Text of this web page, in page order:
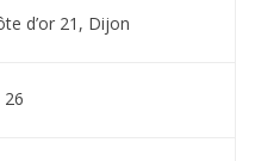
d’or 21, Dijon